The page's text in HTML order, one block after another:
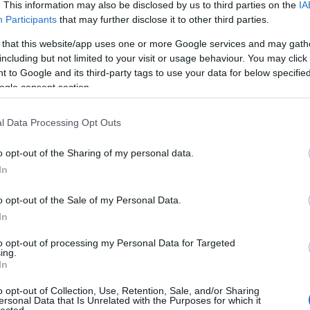
This information may also be disclosed by us to third parties on the
Participants that may further disclose it to other third parties.
that this website/app uses one or more Google services and may
but not limited to your visit or usage behaviour. You may
to Google and its third-party tags to use your data for below
consent section.
Data Processing Opt Outs
opt-out of the Sharing of my personal data.
opt-out of the Sale of my Personal Data.
opt-out of processing my Personal Data for Targeted
opt-out of Collection, Use, Retention, Sale, and/or Sharing
Data that Is Unrelated with the Purposes for which it
*ganz
*kerepesi
*százados
Hol
freskós
reggeliző
zöld
A
A nyóc
Kálvária tér
van kikapcsolható.
hogy ők követték volna el - de náluk sosem lehet
Tetszik 0